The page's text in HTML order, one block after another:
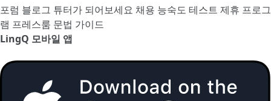
포럼 블로그 튜터가 되어보세요 채용 능숙도 테스트 제휴 프로그
램 프레스룸 문법 가이드
LingQ 모바일 앱